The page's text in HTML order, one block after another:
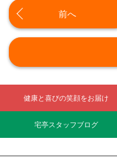
前へ
健康と喜びの笑顔をお届け
宅亭スタッフブログ